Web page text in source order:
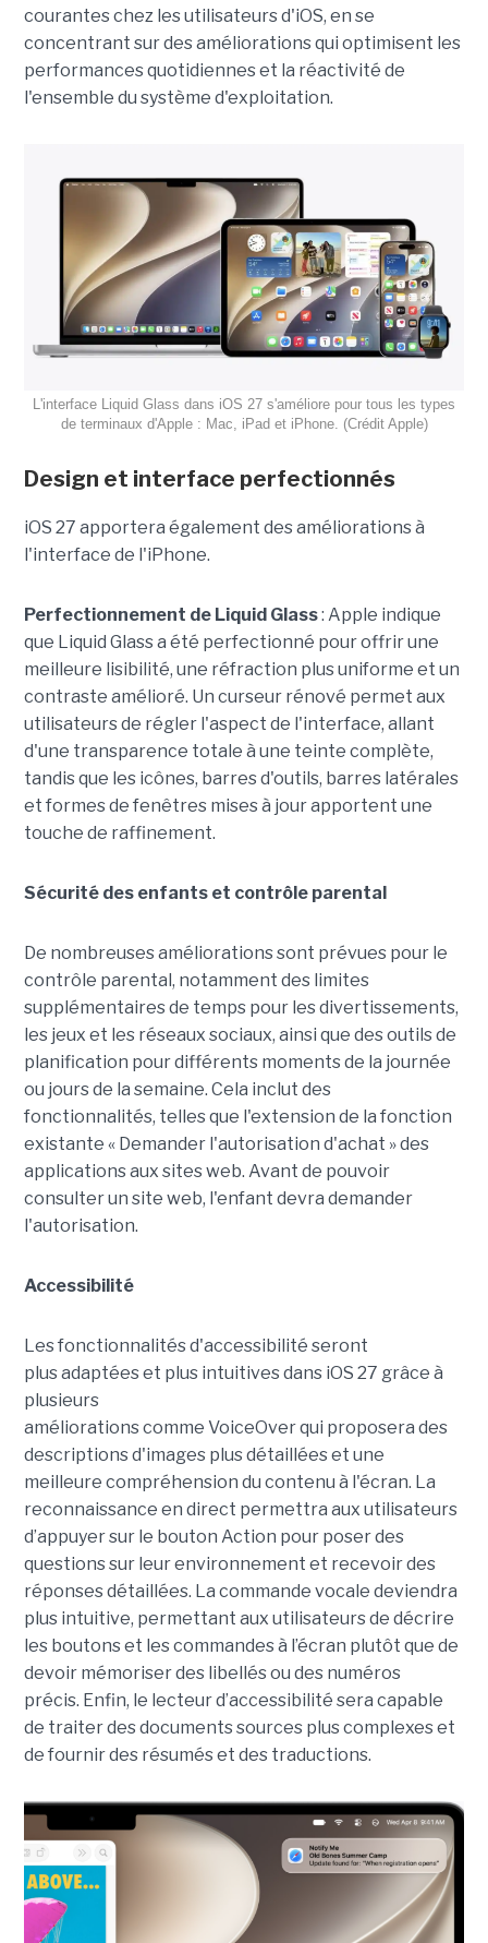
courantes chez les utilisateurs d'iOS, en se
concentrant sur des améliorations qui optimisent les
performances quotidiennes et la réactivité de
l'ensemble du système d'exploitation.
L'interface Liquid Glass dans iOS 27 s'améliore pour tous les types
de terminaux d'Apple : Mac, iPad et iPhone. (Crédit Apple)
Design et interface perfectionnés
iOS 27 apportera également des améliorations à
l'interface de l'iPhone.
Perfectionnement de Liquid Glass: Apple indique
que Liquid Glass a été perfectionné pour offrir une
meilleure lisibilité, une réfraction plus uniforme et un
contraste amélioré. Un curseur rénové permet aux
utilisateurs de régler l'aspect de l'interface, allant
d'une transparence totale à une teinte complète,
tandis que les icônes, barres d'outils, barres latérales
et formes de fenêtres mises à jour apportent une
touche de raffinement.
Sécurité des enfants et contrôle parental
De nombreuses améliorations sont prévues pour le
contrôle parental, notamment des limites
supplémentaires de temps pour les divertissements,
les jeux et les réseaux sociaux, ainsi que des outils de
planification pour différents moments de la journée
ou jours de la semaine. Cela inclut des
fonctionnalités, telles que l'extension de la fonction
existante « Demander l'autorisation d'achat » des
applications aux sites web. Avant de pouvoir
consulter un site web, l'enfant devra demander
l'autorisation.
Accessibilité
Les fonctionnalités d'accessibilité seront
plus adaptées et plus intuitives dans iOS 27 grâce à
plusieurs
améliorations comme VoiceOver qui proposera des
descriptions d'images plus détaillées et une
meilleure compréhension du contenu à l'écran. La
reconnaissance en direct permettra aux utilisateurs
d’appuyer sur le bouton Action pour poser des
questions sur leur environnement et recevoir des
réponses détaillées. La commande vocale deviendra
plus intuitive, permettant aux utilisateurs de décrire
les boutons et les commandes à l’écran plutôt que de
devoir mémoriser des libellés ou des numéros
précis. Enfin, le lecteur d’accessibilité sera capable
de traiter des documents sources plus complexes et
de fournir des résumés et des traductions.